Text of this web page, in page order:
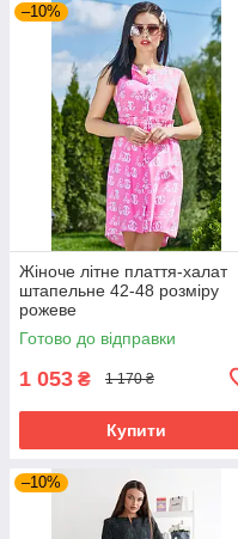
–10%
Жіноче літне плаття-халат
штапельне 42-48 розміру
рожеве
Готово до відправки
1 053 ₴ 1 170 ₴
Купити
–10%